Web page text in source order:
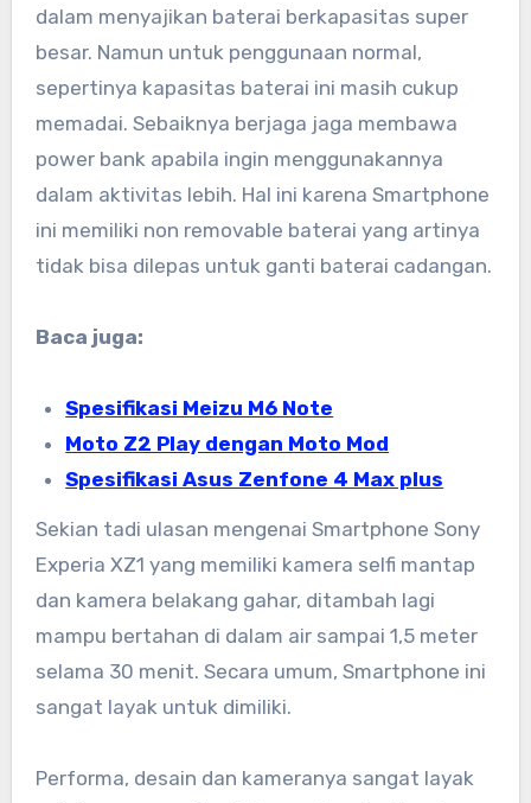
dalam menyajikan baterai berkapasitas super
besar. Namun untuk penggunaan normal,
sepertinya kapasitas baterai ini masih cukup
memadai. Sebaiknya berjaga jaga membawa
power bank apabila ingin menggunakannya
dalam aktivitas lebih. Hal ini karena Smartphone
ini memiliki non removable baterai yang artinya
tidak bisa dilepas untuk ganti baterai cadangan.
Baca juga:
Spesifikasi Meizu M6 Note
Moto Z2 Play dengan Moto Mod
Spesifikasi Asus Zenfone 4 Max plus
Sekian tadi ulasan mengenai Smartphone Sony
Experia XZ1 yang memiliki kamera selfi mantap
dan kamera belakang gahar, ditambah lagi
mampu bertahan di dalam air sampai 1,5 meter
selama 30 menit. Secara umum, Smartphone ini
sangat layak untuk dimiliki.
Performa, desain dan kameranya sangat layak